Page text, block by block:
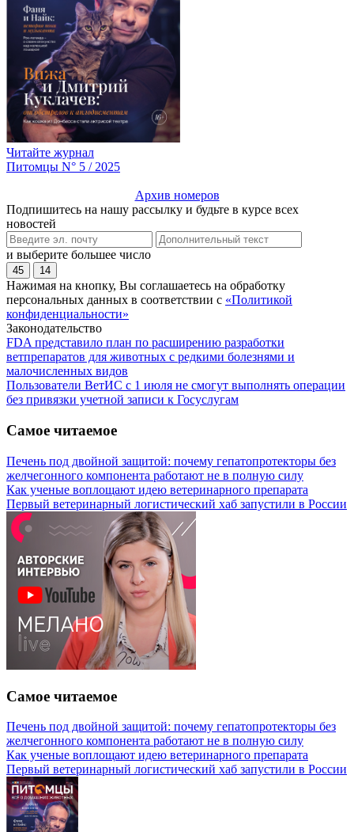
Читайте журнал
Питомцы N° 5 / 2025
Архив номеров
Подпишитесь на нашу рассылку и будьте в курсе всех
новостей
и выберите большее число
45 14
Нажимая на кнопку, Вы соглашаетесь на обработку
персональных данных в соответствии с «Политикой
конфиденциальности»
Законодательство
FDA представило план по расширению разработки
ветпрепаратов для животных с редкими болезнями и
малочисленных видов
Пользователи ВетИС с 1 июля не смогут выполнять операции
без привязки учетной записи к Госуслугам
Самое читаемое
Печень под двойной защитой: почему гепатопротекторы без
желчегонного компонента работают не в полную силу
Как ученые воплощают идею ветеринарного препарата
Первый ветеринарный логистический хаб запустили в России
Самое читаемое
Печень под двойной защитой: почему гепатопротекторы без
желчегонного компонента работают не в полную силу
Как ученые воплощают идею ветеринарного препарата
Первый ветеринарный логистический хаб запустили в России